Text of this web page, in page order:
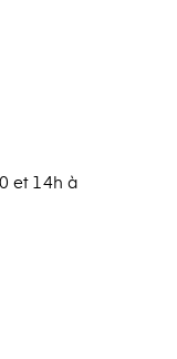
et 14h à